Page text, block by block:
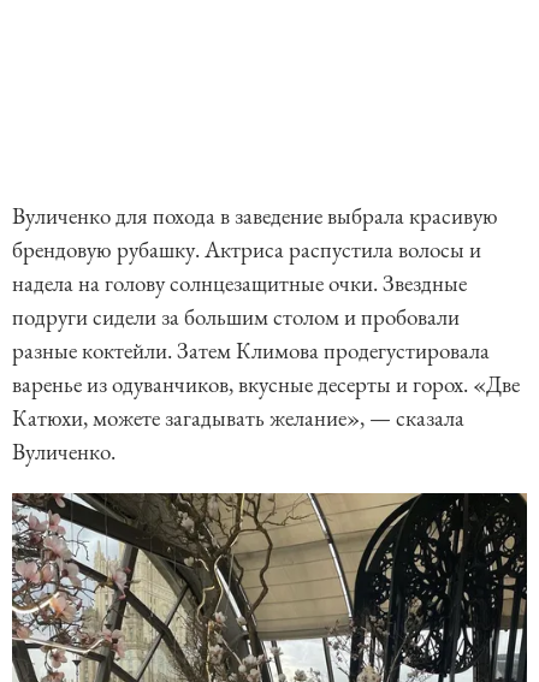
Вуличенко для похода в заведение выбрала красивую
брендовую рубашку. Актриса распустила волосы и
надела на голову солнцезащитные очки. Звездные
подруги сидели за большим столом и пробовали
разные коктейли. Затем Климова продегустировала
варенье из одуванчиков, вкусные десерты и горох. «Две
Катюхи, можете загадывать желание», — сказала
Вуличенко.